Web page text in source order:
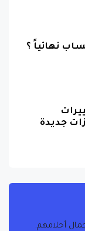
نهائياً ؟
17: تغييرات
جديدة
أحلامهم.